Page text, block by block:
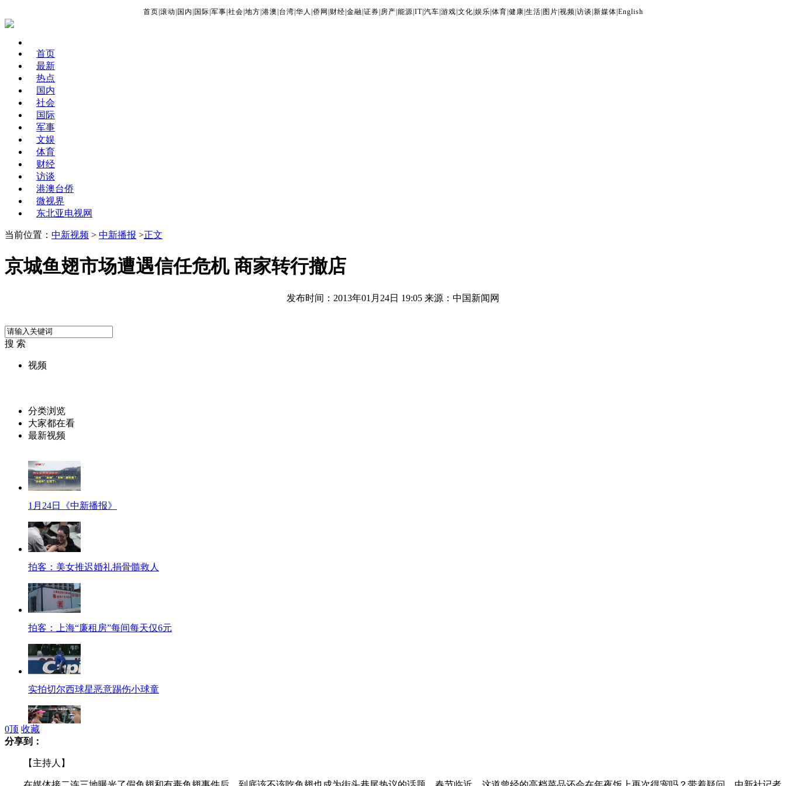
首页 滚动 国内 国际 军事 社会 地方 港澳 台湾 华人 侨网 财经 金融 证券 房产 能源 IT| 汽车 游戏 文化 娱乐 体育 健康 生活 图片 视频 访谈 新媒体 English
首页
最新
热点
国内
社会
国际
军事
文娱
体育
财经
访谈
港澳台侨
微视界
东北亚电视网
当前位置： 中新视频 > 中新播报 >正文
京城鱼翅市场遭遇信任危机 商家转行撤店
发布时间：2013年01月24日 19:05 来源：中国新闻网
搜 索
视频
分类浏览
大家都在看
最新视频
1月24日《中新播报》
拍客：美女推迟婚礼捐骨髓救人
拍客：上海“廉租房”每间每天仅6元
实拍切尔西球星恶意踢伤小球童
0顶 收藏
分享到：
【主持人】